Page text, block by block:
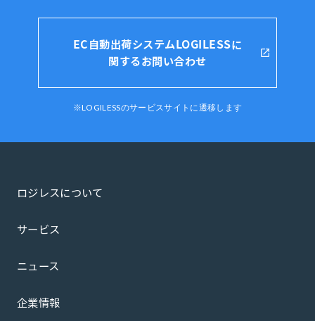
EC自動出荷システムLOGILESSに
関するお問い合わせ
※LOGILESSのサービスサイトに遷移します
ロジレスについて
サービス
ニュース
企業情報